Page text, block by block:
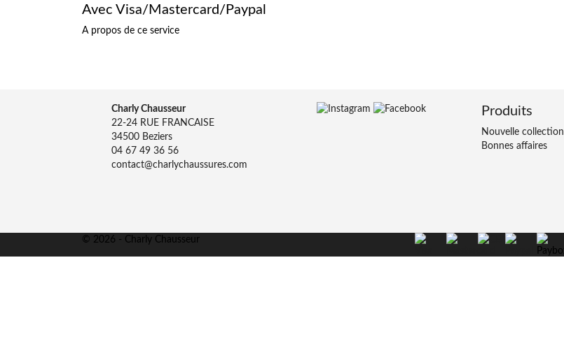
Avec Visa/Mastercard/Paypal
A propos de ce service
Charly Chausseur
22-24 RUE FRANCAISE
34500 Beziers
04 67 49 36 56
contact@charlychaussures.com
Produits
Nouvelle collection
Bonnes affaires
© 2026 - Charly Chausseur